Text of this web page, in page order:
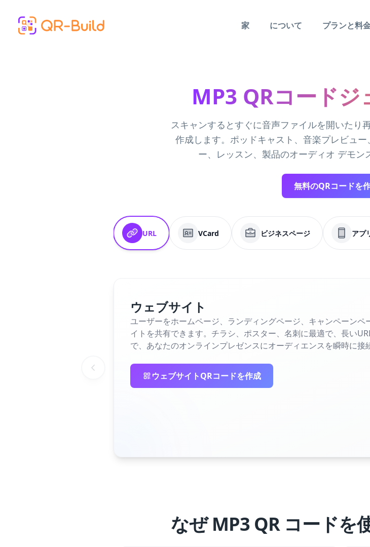
家
について プランと料
MP3 QRコードジ
スキャンするとすぐに音声ファイルを開いたり
作成します。ポッドキャスト、音楽プレビュ
ー、レッスン、製品のオーディオ デモン
無料のQRコードを
URL VCard ビジネスページ アプ
ウェブサイト
ユーザーをホームページ、ランディングページ、キャンペーン
イトを共有できます。チラシ、ポスター、名刺に最適で、長い
で、あなたのオンラインプレゼンスにオーディエンスを瞬時に接
ウェブサイトQRコードを作成
なぜ MP3 QR コードを